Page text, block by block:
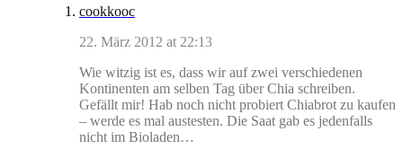
cookkooc
22. März 2012 at 22:13
Wie witzig ist es, dass wir auf zwei verschiedenen
Kontinenten am selben Tag über Chia schreiben.
Gefällt mir! Hab noch nicht probiert Chiabrot zu kaufen
– werde es mal austesten. Die Saat gab es jedenfalls
nicht im Bioladen…